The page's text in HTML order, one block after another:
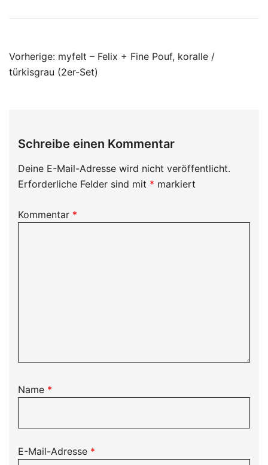
Beitragsnavigation
Vorherige: myfelt – Felix + Fine Pouf, koralle /
türkisgrau (2er-Set)
Schreibe einen Kommentar
Deine E-Mail-Adresse wird nicht veröffentlicht.
Erforderliche Felder sind mit * markiert
Kommentar *
Name *
E-Mail-Adresse *